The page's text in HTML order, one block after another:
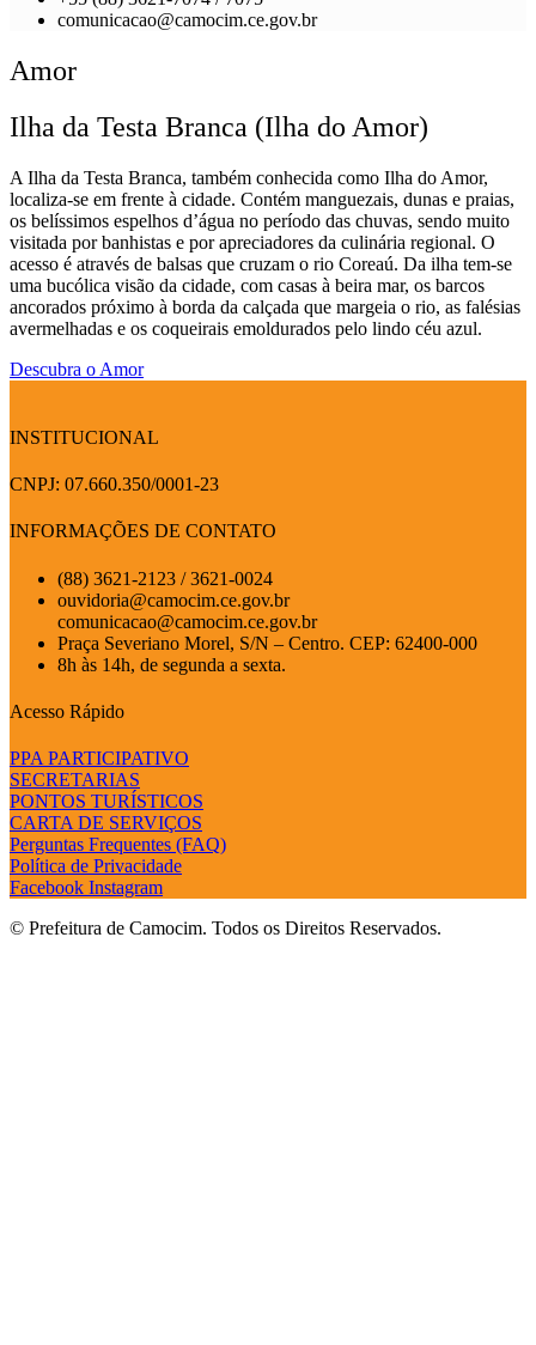
comunicacao@camocim.ce.gov.br
Amor
Ilha da Testa Branca (Ilha do Amor)
A Ilha da Testa Branca, também conhecida como Ilha do Amor,
localiza-se em frente à cidade. Contém manguezais, dunas e praias,
os belíssimos espelhos d’água no período das chuvas, sendo muito
visitada por banhistas e por apreciadores da culinária regional. O
acesso é através de balsas que cruzam o rio Coreaú. Da ilha tem-se
uma bucólica visão da cidade, com casas à beira mar, os barcos
ancorados próximo à borda da calçada que margeia o rio, as falésias
avermelhadas e os coqueirais emoldurados pelo lindo céu azul.
Descubra o Amor
INSTITUCIONAL
CNPJ: 07.660.350/0001-23
INFORMAÇÕES DE CONTATO
(88) 3621-2123 / 3621-0024
ouvidoria@camocim.ce.gov.br
comunicacao@camocim.ce.gov.br
Praça Severiano Morel, S/N – Centro. CEP: 62400-000
8h às 14h, de segunda a sexta.
Acesso Rápido
PPA PARTICIPATIVO
SECRETARIAS
PONTOS TURÍSTICOS
CARTA DE SERVIÇOS
Perguntas Frequentes (FAQ)
Política de Privacidade
Facebook Instagram
© Prefeitura de Camocim. Todos os Direitos Reservados.